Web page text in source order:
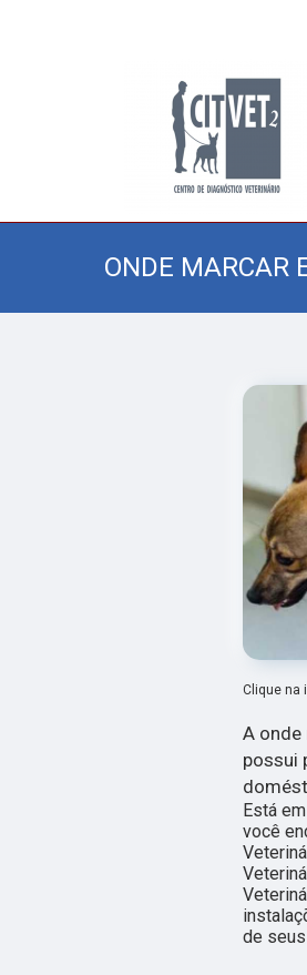
ONDE MARCAR
Clique na
A onde
possui
Está
você
de